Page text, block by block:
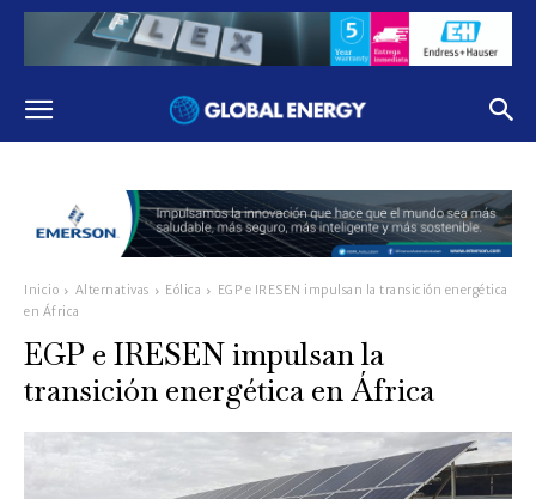
Inicio Alternativas Eólica
EGP e IRESEN impulsan la transición energética
en África
EGP e IRESEN impulsan la
transición energética en África